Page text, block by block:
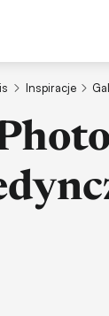
Inspiracje